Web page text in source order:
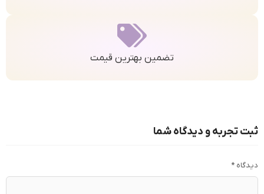
تضمین بهترین قیمت
ثبت تجربه و دیدگاه شما
دیدگاه *